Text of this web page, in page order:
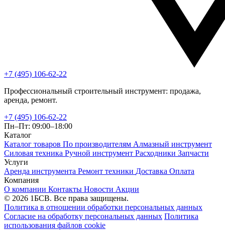
+7 (495) 106-62-22
Профессиональный строительный инструмент: продажа,
аренда, ремонт.
+7 (495) 106-62-22
Пн–Пт: 09:00–18:00
Каталог
Каталог товаров По производителям Алмазный инструмент
Силовая техника Ручной инструмент Расходники Запчасти
Услуги
Аренда инструмента Ремонт техники Доставка Оплата
Компания
О компании Контакты Новости Акции
© 2026 1БСВ. Все права защищены.
Политика в отношении обработки персональных данных
Согласие на обработку персональных данных Политика
использования файлов cookie